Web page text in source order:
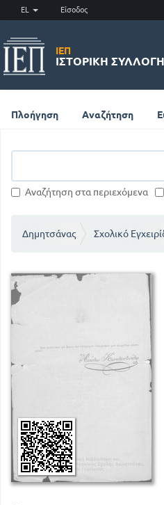
EL Είσοδος
ΙΕΠ
ΙΣΤΟΡΙΚΉ ΣΥΛΛΟΓΉ
Πλοήγηση Αναζήτηση
Αναζήτηση στα περιεχόμενα
Δημητσάνας Σχολικό